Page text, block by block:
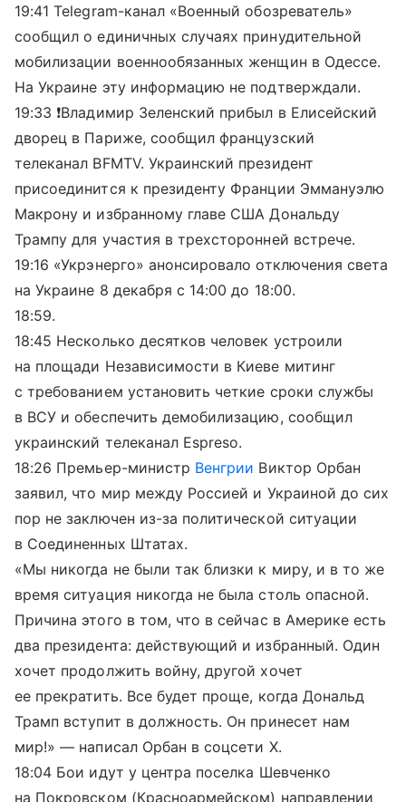
19:41 Telegram-канал «Военный обозреватель»
сообщил о единичных случаях принудительной
мобилизации военнообязанных женщин в Одессе.
На Украине эту информацию не подтверждали.
19:33 ❗️Владимир Зеленский прибыл в Елисейский
дворец в Париже, сообщил французский
телеканал BFMTV. Украинский президент
присоединится к президенту Франции Эммануэлю
Макрону и избранному главе США Дональду
Трампу для участия в трехсторонней встрече.
19:16 «Укрэнерго» анонсировало отключения света
на Украине 8 декабря с 14:00 до 18:00.
18:59.
18:45 Несколько десятков человек устроили
на площади Независимости в Киеве митинг
с требованием установить четкие сроки службы
в ВСУ и обеспечить демобилизацию, сообщил
украинский телеканал Еspreso.
18:26 Премьер-министр Венгрии Виктор Орбан
заявил, что мир между Россией и Украиной до сих
пор не заключен из-за политической ситуации
в Соединенных Штатах.
«Мы никогда не были так близки к миру, и в то же
время ситуация никогда не была столь опасной.
Причина этого в том, что в сейчас в Америке есть
два президента: действующий и избранный. Один
хочет продолжить войну, другой хочет
ее прекратить. Все будет проще, когда Дональд
Трамп вступит в должность. Он принесет нам
мир!» — написал Орбан в соцсети X.
18:04 Бои идут у центра поселка Шевченко
на Покровском (Красноармейском) направлении